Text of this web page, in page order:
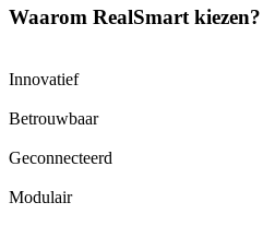
Waarom RealSmart kiezen?
Innovatief
Betrouwbaar
Geconnecteerd
Modulair